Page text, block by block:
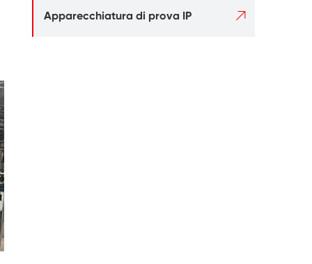
Apparecchiatura di prova IP 